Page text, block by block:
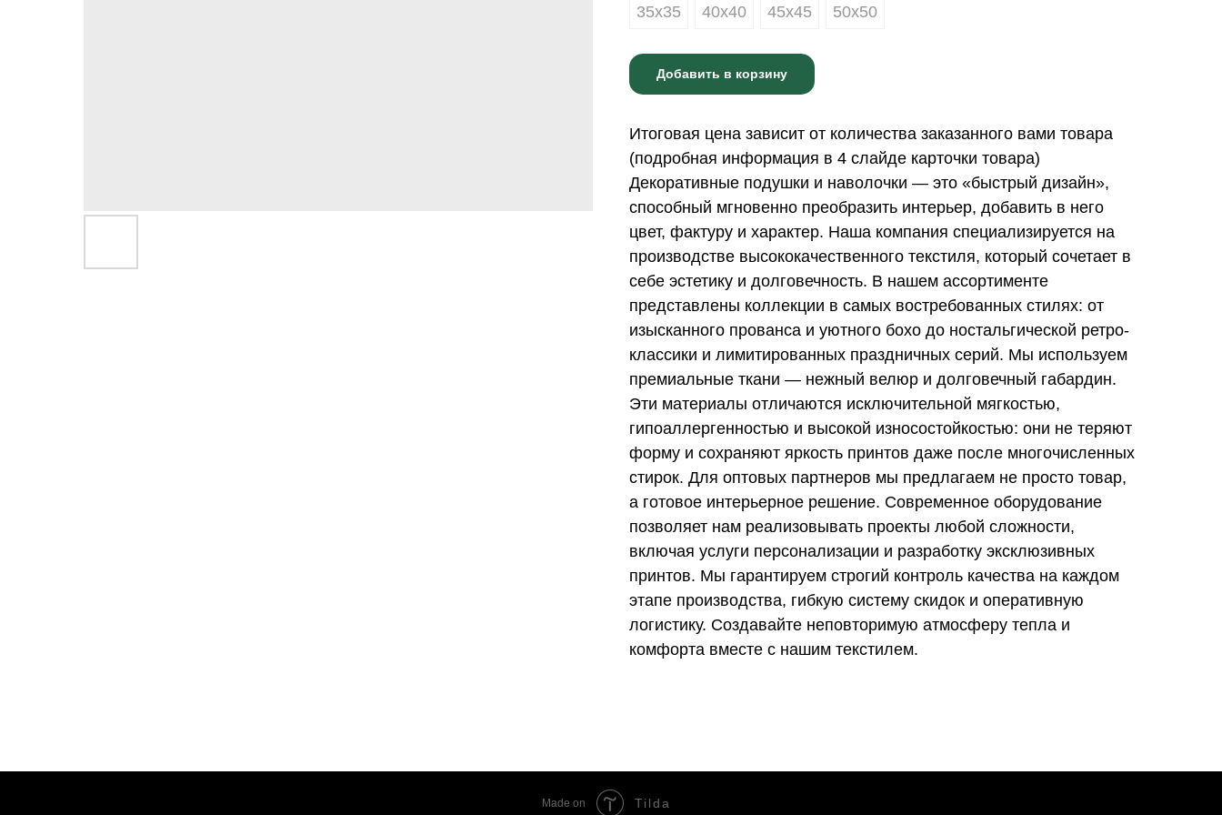
35х35 40х40 45х45 50х50
Добавить в корзину
Итоговая цена зависит от количества заказанного вами товара
(подробная информация в 4 слайде карточки товара)
Декоративные подушки и наволочки — это «быстрый дизайн»,
способный мгновенно преобразить интерьер, добавить в него
цвет, фактуру и характер. Наша компания специализируется на
производстве высококачественного текстиля, который сочетает в
себе эстетику и долговечность. В нашем ассортименте
представлены коллекции в самых востребованных стилях: от
изысканного прованса и уютного бохо до ностальгической ретро-
классики и лимитированных праздничных серий. Мы используем
премиальные ткани — нежный велюр и долговечный габардин.
Эти материалы отличаются исключительной мягкостью,
гипоаллергенностью и высокой износостойкостью: они не теряют
форму и сохраняют яркость принтов даже после многочисленных
стирок. Для оптовых партнеров мы предлагаем не просто товар,
а готовое интерьерное решение. Современное оборудование
позволяет нам реализовывать проекты любой сложности,
включая услуги персонализации и разработку эксклюзивных
принтов. Мы гарантируем строгий контроль качества на каждом
этапе производства, гибкую систему скидок и оперативную
логистику. Создавайте неповторимую атмосферу тепла и
комфорта вместе с нашим текстилем.
Made on Tilda